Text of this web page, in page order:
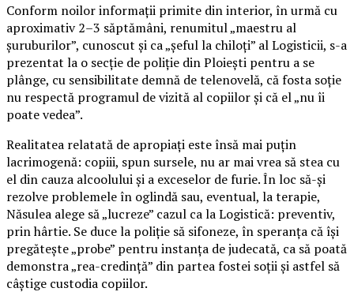
Conform noilor informații primite din interior, în urmă cu
aproximativ 2–3 săptămâni, renumitul „maestru al
șuruburilor”, cunoscut și ca „șeful la chiloți” al Logisticii, s-a
prezentat la o secție de poliție din Ploiești pentru a se
plânge, cu sensibilitate demnă de telenovelă, că fosta soție
nu respectă programul de vizită al copiilor și că el „nu îi
poate vedea”.
Realitatea relatată de apropiați este însă mai puțin
lacrimogenă: copiii, spun sursele, nu ar mai vrea să stea cu
el din cauza alcoolului și a exceselor de furie. În loc să-și
rezolve problemele în oglindă sau, eventual, la terapie,
Năsulea alege să „lucreze” cazul ca la Logistică: preventiv,
prin hârtie. Se duce la poliție să sifoneze, în speranța că își
pregătește „probe” pentru instanța de judecată, ca să poată
demonstra „rea-credință” din partea fostei soții și astfel să
câștige custodia copiilor.